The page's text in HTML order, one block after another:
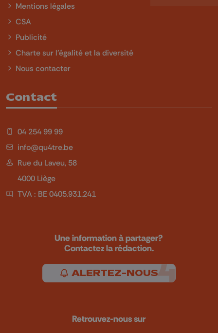
Mentions légales
CSA
Publicité
Charte sur l'égalité et la diversité
Nous contacter
Contact
04 254 99 99
info@qu4tre.be
Rue du Laveu, 58
4000 Liège
TVA : BE 0405.931.241
Une information à partager?
Contactez la rédaction.
ALERTEZ-NOUS
Retrouvez-nous sur